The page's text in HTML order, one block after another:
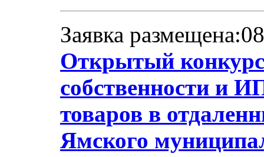
Заявка
Открытый
собственности и
товаров в
Ямского